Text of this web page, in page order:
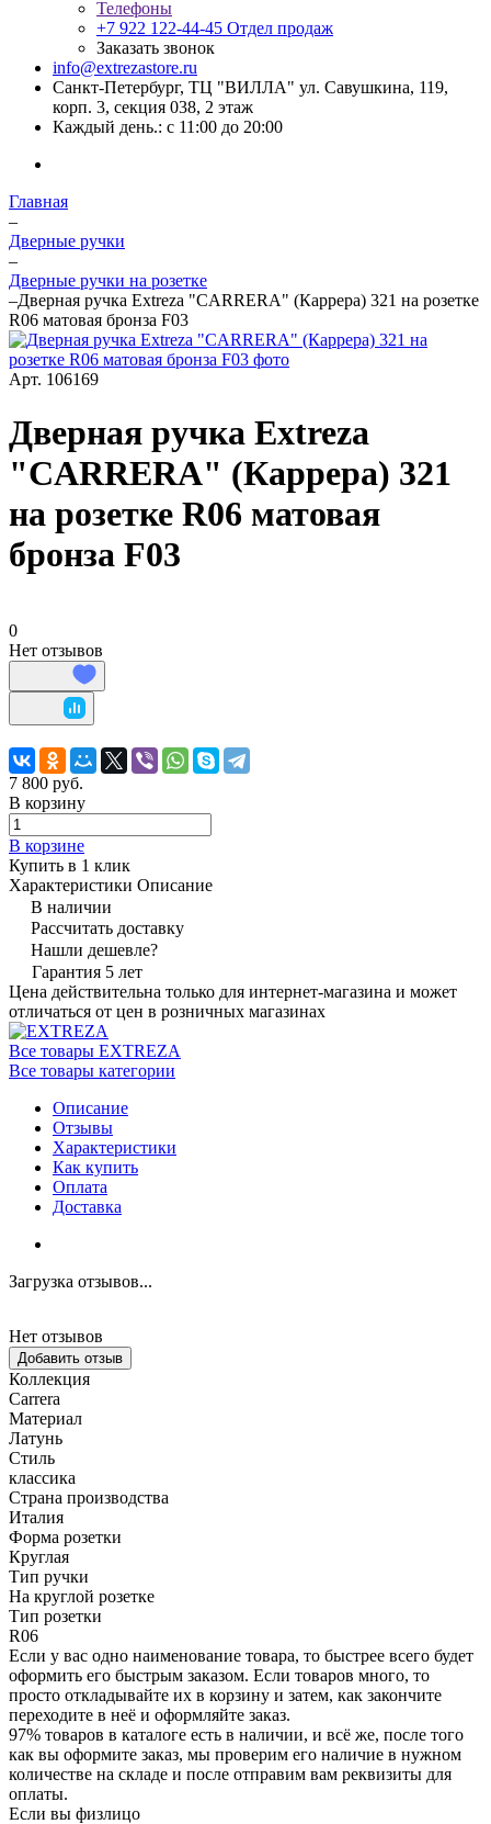
Телефоны
+7 922 122-44-45 Отдел продаж
Заказать звонок
info@extrezastore.ru
Санкт-Петербург, ТЦ "ВИЛЛА" ул. Савушкина, 119,
корп. 3, секция 038, 2 этаж
Каждый день.: с 11:00 до 20:00
Главная
–
Дверные ручки
–
Дверные ручки на розетке
–Дверная ручка Extreza "CARRERA" (Каррера) 321 на розетке
R06 матовая бронза F03
Арт. 106169
Дверная ручка Extreza
"CARRERA" (Каррера) 321
на розетке R06 матовая
бронза F03
0
Нет отзывов
7 800 руб.
В корзину
В корзине
Купить в 1 клик
Характеристики Описание
В наличии
Рассчитать доставку
Нашли дешевле?
Гарантия 5 лет
Цена действительна только для интернет-магазина и может
отличаться от цен в розничных магазинах
Все товары EXTREZA
Все товары категории
Описание
Отзывы
Характеристики
Как купить
Оплата
Доставка
Загрузка отзывов...
Нет отзывов
Добавить отзыв
Коллекция
Carrera
Материал
Латунь
Стиль
классика
Страна производства
Италия
Форма розетки
Круглая
Тип ручки
На круглой розетке
Тип розетки
R06
Если у вас одно наименование товара, то быстрее всего будет
оформить его быстрым заказом. Если товаров много, то
просто откладывайте их в корзину и затем, как закончите
переходите в неё и оформляйте заказ.
97% товаров в каталоге есть в наличии, и всё же, после того
как вы оформите заказ, мы проверим его наличие в нужном
количестве на складе и после отправим вам реквизиты для
оплаты.
Если вы физлицо